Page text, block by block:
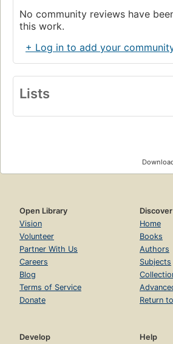
No community reviews have
this work.
+ Log in to add your
Lists
Open Library
Vision
Volunteer
Partner With Us
Careers
Blog
Terms of Service
Donate
Discover
Home
Books
Authors
Subjects
Return
Develop
Help